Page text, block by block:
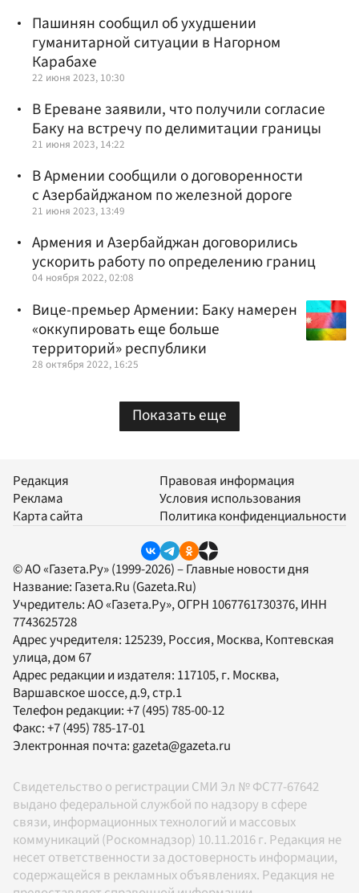
Пашинян сообщил об ухудшении
гуманитарной ситуации в Нагорном
Карабахе
22 июня 2023, 10:30
В Ереване заявили, что получили согласие
Баку на встречу по делимитации границы
21 июня 2023, 14:22
В Армении сообщили о договоренности
с Азербайджаном по железной дороге
21 июня 2023, 13:49
Армения и Азербайджан договорились
ускорить работу по определению границ
04 ноября 2022, 02:08
Вице-премьер Армении: Баку намерен
«оккупировать еще больше
территорий» республики
28 октября 2022, 16:25
Показать еще
Редакция
Реклама
Карта сайта
Правовая информация
Условия использования
Политика конфиденциальности
© АО «Газета.Ру» (1999-2026) – Главные новости дня
Название: Газета.Ru (Gazeta.Ru)
Учредитель:АО «Газета.Ру», ОГРН 1067761730376, ИНН
7743625728
Адрес учредителя: 125239, Россия, Москва, Коптевская
улица, дом 67
Адрес редакции и издателя: 117105, г. Москва,
Варшавское шоссе, д.9, стр.1
Телефон редакции:+7 (495) 785-00-12
Факс:+7 (495) 785-17-01
Электронная почта:gazeta@gazeta.ru
Свидетельство о регистрации СМИ Эл № ФС77-67642
выдано федеральной службой по надзору в сфере
связи, информационных технологий и массовых
коммуникаций (Роскомнадзор) 10.11.2016 г. Редакция не
несет ответственности за достоверность информации,
содержащейся в рекламных объявлениях. Редакция не